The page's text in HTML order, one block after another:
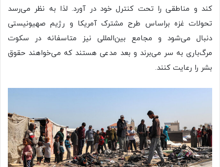
کند و مناطقی را تحت کنترل خود در آورد. لذا به نظر می‌رسد
تحولات غزه براساس طرح مشترک آمریکا و رژیم صهیونیستی
دنبال می‌شود و مجامع بین‌المللی نیز متاسفانه در سکوت
مرگ‌باری به سر می‌برند و بعد مدعی هستند که می‌خواهند حقوق
بشر را رعایت کنند.